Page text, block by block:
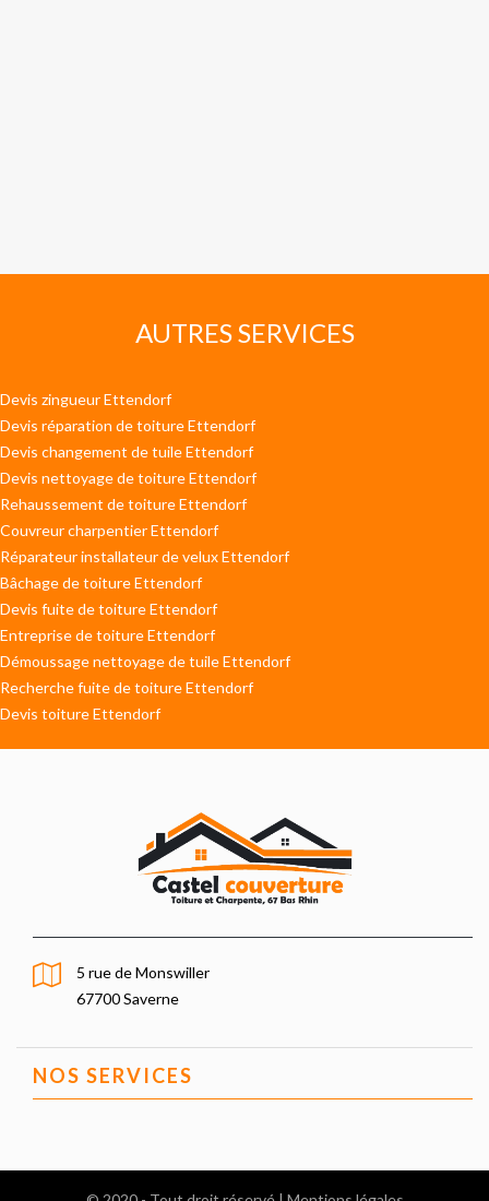
AUTRES SERVICES
Devis zingueur Ettendorf
Devis réparation de toiture Ettendorf
Devis changement de tuile Ettendorf
Devis nettoyage de toiture Ettendorf
Rehaussement de toiture Ettendorf
Couvreur charpentier Ettendorf
Réparateur installateur de velux Ettendorf
Bâchage de toiture Ettendorf
Devis fuite de toiture Ettendorf
Entreprise de toiture Ettendorf
Démoussage nettoyage de tuile Ettendorf
Recherche fuite de toiture Ettendorf
Devis toiture Ettendorf
5 rue de Monswiller
67700 Saverne
NOS SERVICES